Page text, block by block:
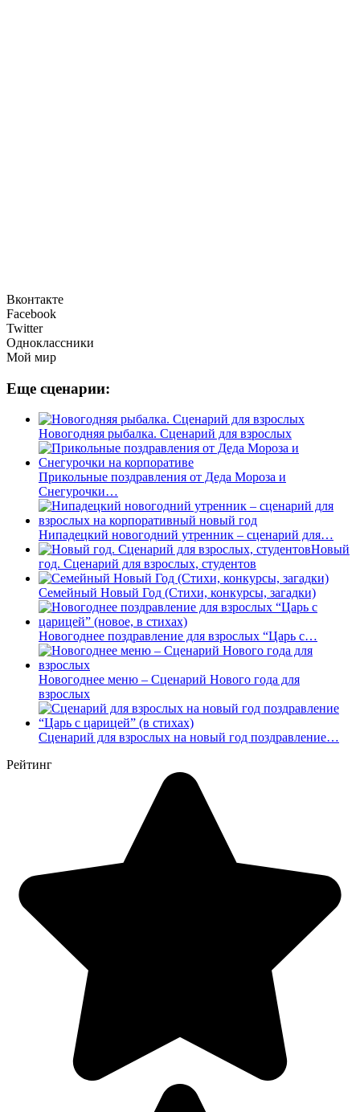
Вконтакте
Facebook
Twitter
Одноклассники
Мой мир
Еще сценарии:
Новогодняя рыбалка. Сценарий для взрослых
Прикольные поздравления от Деда Мороза и
Снегурочки…
Нипадецкий новогодний утренник – сценарий для…
Новый
год. Сценарий для взрослых, студентов
Семейный Новый Год (Стихи, конкурсы, загадки)
Новогоднее поздравление для взрослых “Царь с…
Новогоднее меню – Сценарий Нового года для
взрослых
Сценарий для взрослых на новый год поздравление…
Рейтинг